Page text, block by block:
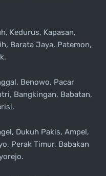
Kedurus, Kapasan,
Barata Jaya, Patemon,
Benowo, Pacar
Bangkingan, Babatan,
Dukuh Pakis, Ampel,
Perak Timur, Babakan